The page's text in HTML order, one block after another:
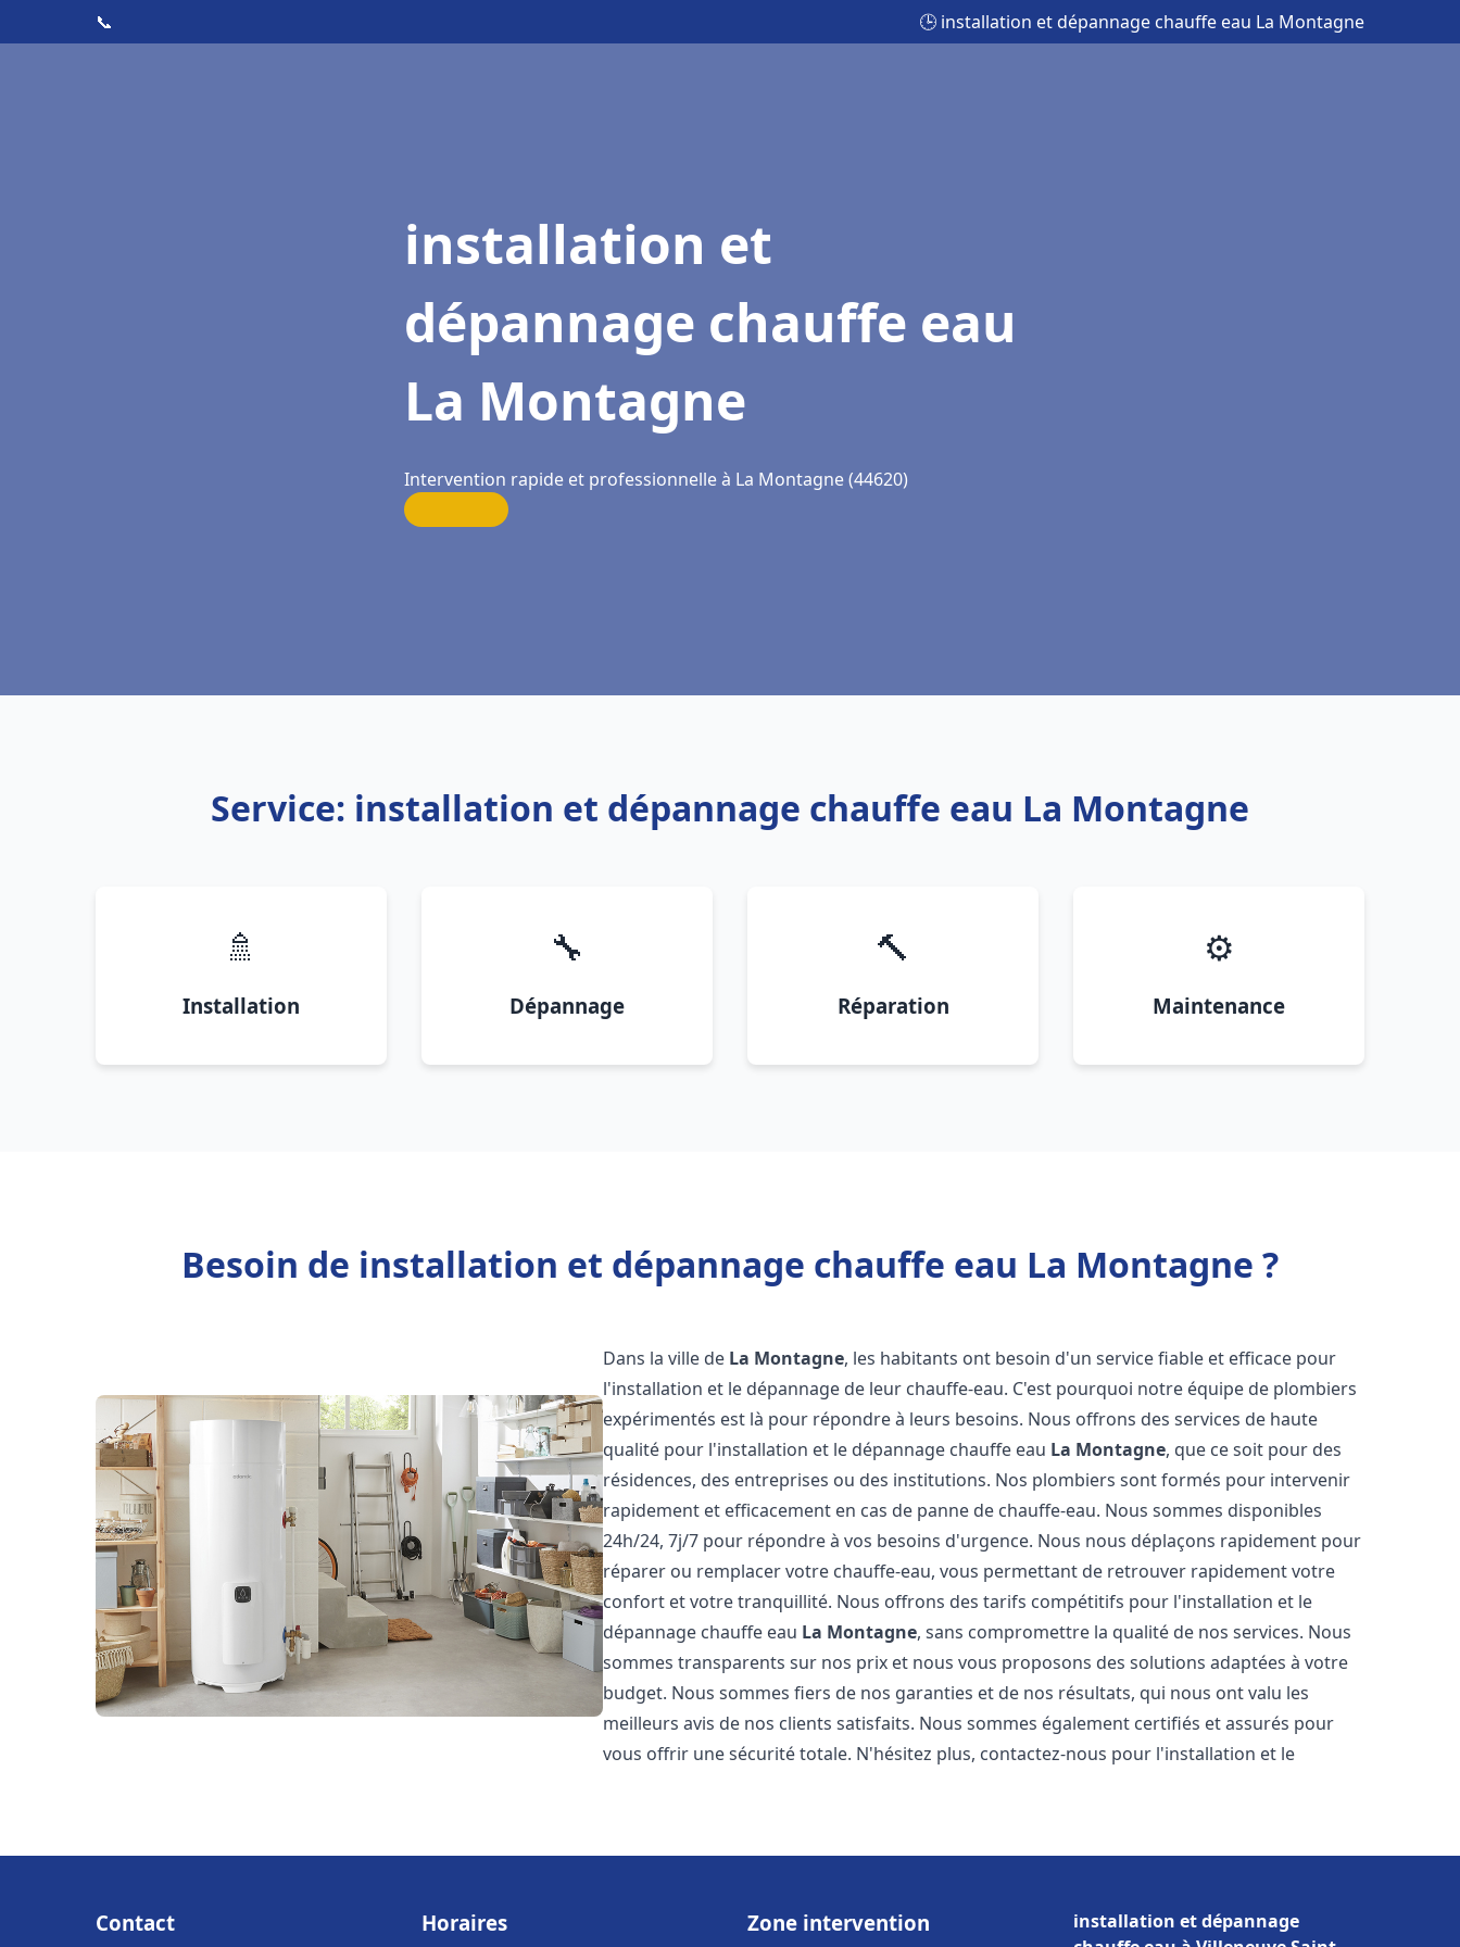
📞 🕒 installation et dépannage chauffe eau La Montagne
installation et
dépannage chauffe eau
La Montagne
Intervention rapide et professionnelle à La Montagne (44620)
Service: installation et dépannage chauffe eau La Montagne
🚿
Installation
🔧
Dépannage
🔨
Réparation
⚙️
Maintenance
Besoin de installation et dépannage chauffe eau La Montagne ?
Dans la ville de La Montagne, les habitants ont besoin d'un service fiable et efficace pour
l'installation et le dépannage de leur chauffe-eau. C'est pourquoi notre équipe de plombiers
expérimentés est là pour répondre à leurs besoins. Nous offrons des services de haute
qualité pour l'installation et le dépannage chauffe eau La Montagne, que ce soit pour des
résidences, des entreprises ou des institutions. Nos plombiers sont formés pour intervenir
rapidement et efficacement en cas de panne de chauffe-eau. Nous sommes disponibles
24h/24, 7j/7 pour répondre à vos besoins d'urgence. Nous nous déplaçons rapidement pour
réparer ou remplacer votre chauffe-eau, vous permettant de retrouver rapidement votre
confort et votre tranquillité. Nous offrons des tarifs compétitifs pour l'installation et le
dépannage chauffe eau La Montagne, sans compromettre la qualité de nos services. Nous
sommes transparents sur nos prix et nous vous proposons des solutions adaptées à votre
budget. Nous sommes fiers de nos garanties et de nos résultats, qui nous ont valu les
meilleurs avis de nos clients satisfaits. Nous sommes également certifiés et assurés pour
vous offrir une sécurité totale. N'hésitez plus, contactez-nous pour l'installation et le
Contact Horaires Zone intervention
installation et dépannage